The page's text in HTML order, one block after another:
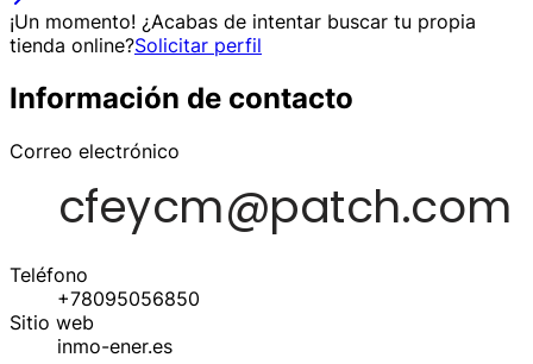
¡Un momento! ¿Acabas de intentar buscar tu propia
tienda online?Solicitar perfil
Información de contacto
Correo electrónico
Teléfono
+78095056850
Sitio web
inmo-ener.es